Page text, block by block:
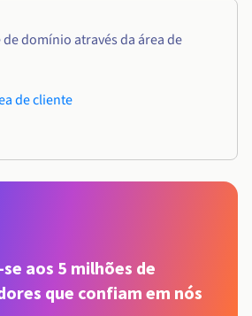
de domínio através da área de
de cliente
aos 5 milhões de
que confiam em nós